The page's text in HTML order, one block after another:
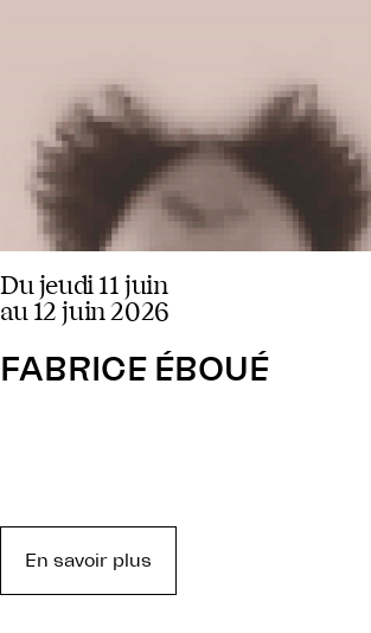
du jeudi 11 juin
au 12 juin 2026
FABRICE ÉBOUÉ
En savoir plus